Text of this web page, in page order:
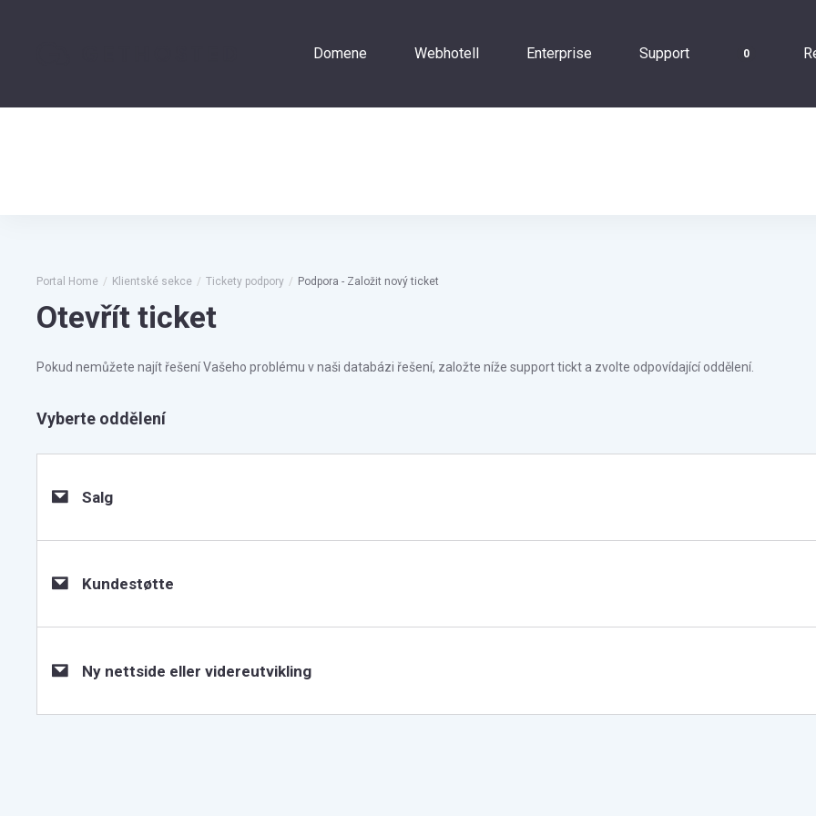
Domene Webhotell Enterprise Support 0
Portal Home Klientské sekce Tickety podpory Podpora - Založit nový ticket
Otevřít ticket
Pokud nemůžete najít řešení Vašeho problému v naši databázi řešení, založte níže support tickt a zvolte odpovídající oddělení.
Vyberte oddělení
Salg
Kundestøtte
Ny nettside eller videreutvikling